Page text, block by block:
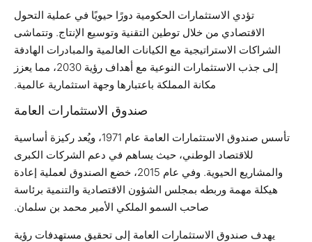
تؤدي الاستثمارات الحكومية دورًا حيويًا في عملية التحول
الاقتصادي من خلال توطين التقنية وتوسيع الإنتاج. وتتماشى
الشراكات الاستراتيجية مع الكيانات العالمية والمبادرات الهادفة
إلى جذب الاستثمارات النوعية مع أهداف رؤية 2030، مما يعزز
مكانة المملكة باعتبارها وجهة استثمارية عالمية.
صندوق الاستثمارات العامة
تأسس صندوق الاستثمارات العامة عام 1971، ويُعد ركيزة أساسية
للاقتصاد الوطني، حيث يساهم في دعم الشركات الكبرى
والمشاريع الحيوية. وفي عام 2015، خضع الصندوق لعملية إعادة
هيكلة مهمة وربطه بمجلس الشؤون الاقتصادية والتنمية برئاسة
صاحب السمو الملكي الأمير محمد بن سلمان.
يهدف صندوق الاستثمارات العامة إلى تحقيق مستهدفات رؤية